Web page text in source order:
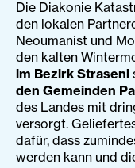
den lokalen
Neoumanist und
den kalten
im Bezirk Straseni
den Gemeinden
des Landes mit
versorgt.
dafür, dass
werden kann und
Kochmöglichkeit